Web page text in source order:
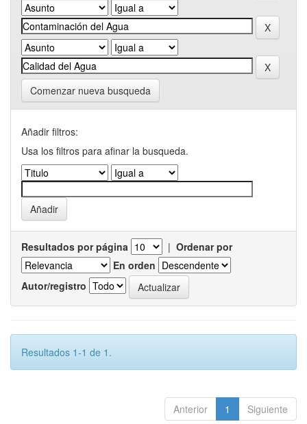
Comenzar nueva busqueda
Añadir filtros:
Usa los filtros para afinar la busqueda.
Resultados por página | Ordenar por
En orden
Autor/registro
Resultados 1-1 de 1.
Anterior 1 Siguiente